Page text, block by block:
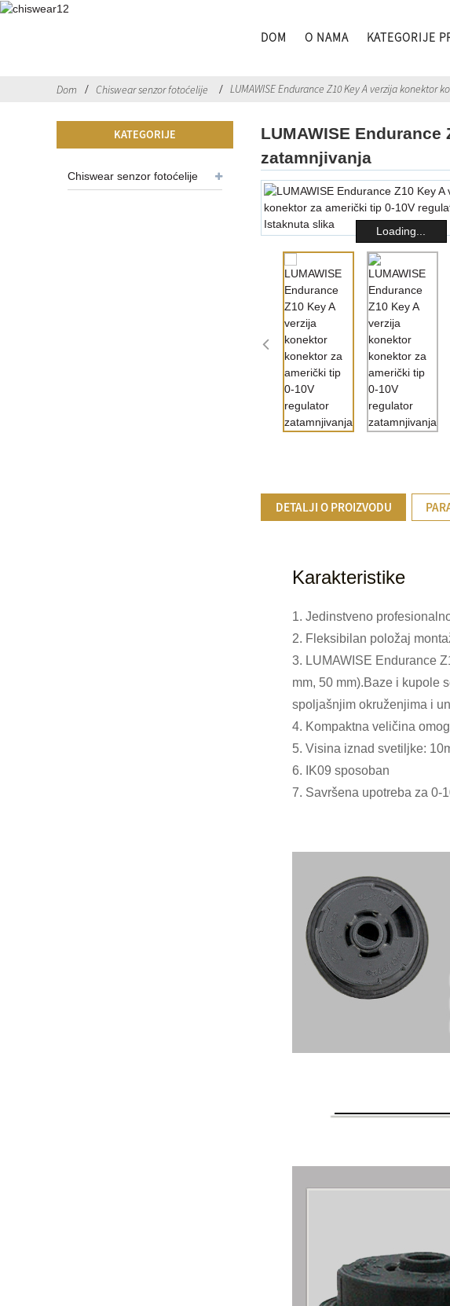
DOM O NAMA KATEGORIJE
Dom Chiswear senzor fotoćelije LUMAWISE Endurance Z10 Key A verzija
KATEGORIJE
Chiswear senzor fotoćelije
LUMAWISE
zatamnjivanja
Loading...
DETALJI O PROIZVODU
Karakteristike
1. Jedinstveno
2. Fleksibilan položaj
3. LUMAWISE Endurance
mm, 50 mm).Baze i kupole
spoljašnjim okruženjima i
4. Kompaktna veličina
5. Visina iznad svetiljke:
6. IK09 sposoban
7. Savršena upotreba za 0-